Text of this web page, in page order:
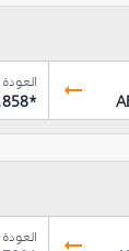
العودة
*
العودة